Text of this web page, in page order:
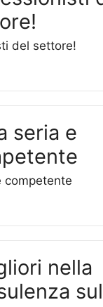
del settore!
seria e
competente
nella